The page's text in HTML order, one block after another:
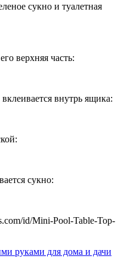
сукно и туалетная
верхняя часть:
внутрь ящика:
сукно:
id/Mini-Pool-Table-Top-
руками для дома и дачи